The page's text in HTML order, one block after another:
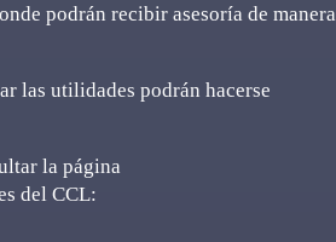
podrán recibir asesoría de manera
las utilidades podrán hacerse
la página
del CCL: